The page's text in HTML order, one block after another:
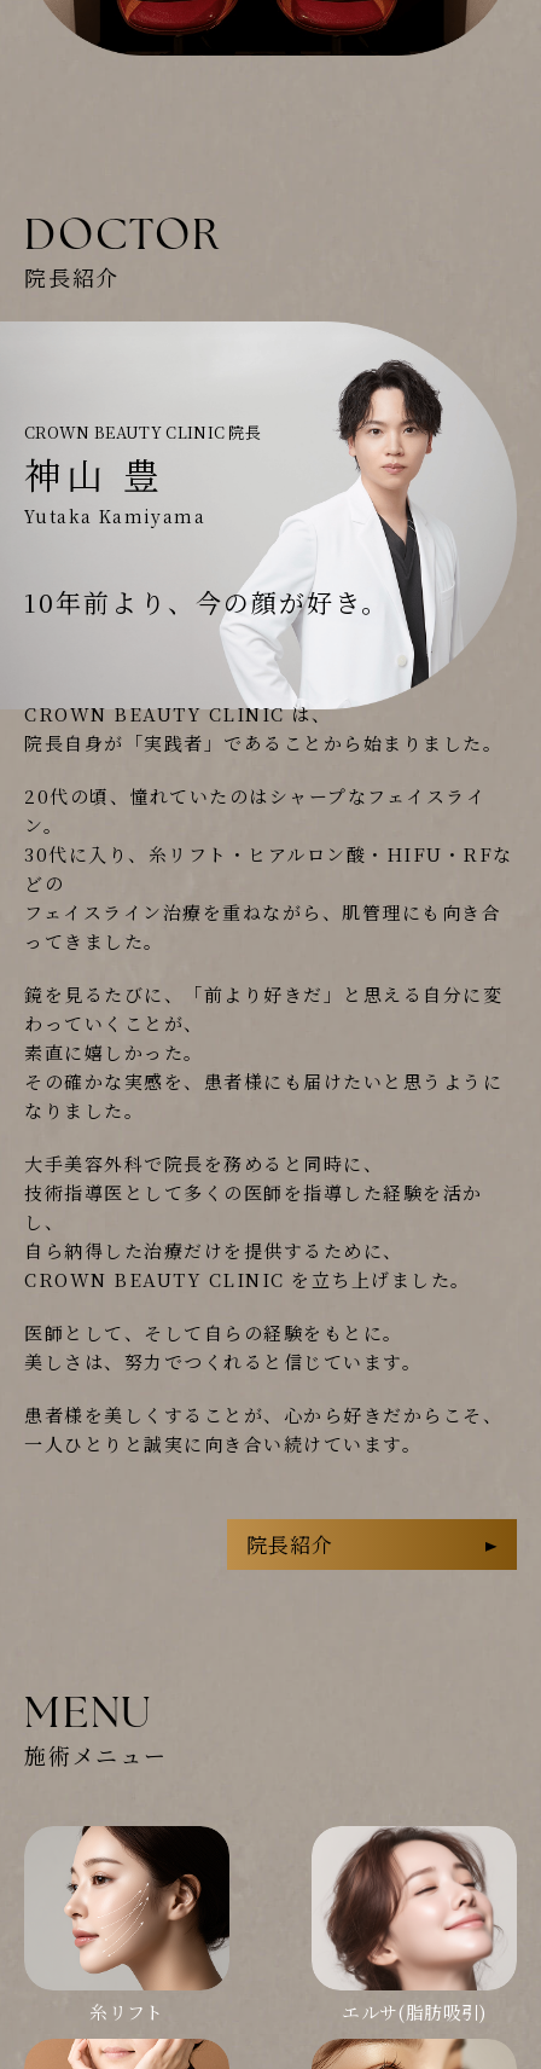
DOCTOR
院長紹介
CROWN BEAUTY CLINIC 院長
神山 豊
Yutaka Kamiyama
10年前より、今の顔が好き。
CROWN BEAUTY CLINIC は、
院長自身が「実践者」であることから始まりました。
20代の頃、憧れていたのはシャープなフェイスライ
ン。
30代に入り、糸リフト・ヒアルロン酸・HIFU・RFな
どの
フェイスライン治療を重ねながら、肌管理にも向き合
ってきました。
鏡を見るたびに、「前より好きだ」と思える自分に変
わっていくことが、
素直に嬉しかった。
その確かな実感を、患者様にも届けたいと思うように
なりました。
大手美容外科で院長を務めると同時に、
技術指導医として多くの医師を指導した経験を活か
し、
自ら納得した治療だけを提供するために、
CROWN BEAUTY CLINIC を立ち上げました。
医師として、そして自らの経験をもとに。
美しさは、努力でつくれると信じています。
患者様を美しくすることが、心から好きだからこそ、
一人ひとりと誠実に向き合い続けています。
院長紹介
MENU
施術メニュー
糸リフト エルサ(脂肪吸引)